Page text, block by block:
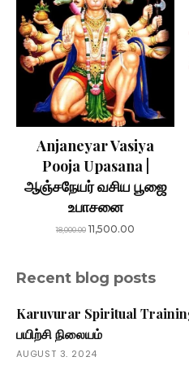
Anjaneyar Vasiya
Pooja Upasana |
ஆஞ்சநேயர் வசிய பூஜை
உபாசனை
18,000.00 Original
₹18,000.00.
11,500.00
₹11,500.00.
Recent blog posts
Karuvurar Spiritual
பயிற்சி நிலையம்
AUGUST 3, 2024